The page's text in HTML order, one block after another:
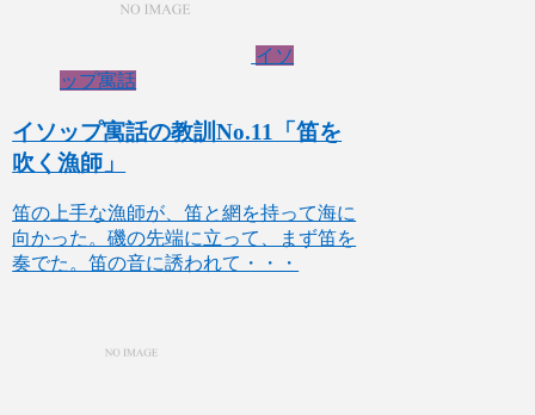
イソ
ップ寓話
イソップ寓話の教訓No.11「笛を
吹く漁師」
笛の上手な漁師が、笛と網を持って海に
向かった。磯の先端に立って、まず笛を
奏でた。笛の音に誘われて・・・